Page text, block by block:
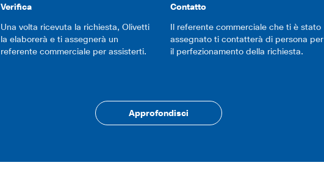
Verifica
Una volta ricevuta la richiesta, Olivetti
la elaborerà e ti assegnerà un
referente commerciale per assisterti.
Contatto
Il referente commerciale che ti è stato
assegnato ti contatterà di persona per
il perfezionamento della richiesta.
Approfondisci